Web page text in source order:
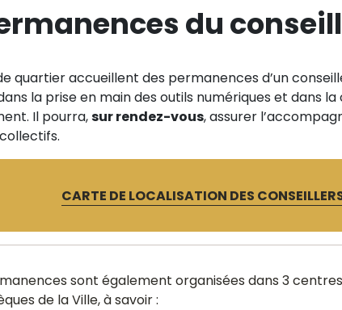
du
quartier accueillent des permanences d’un
la prise en main des outils numériques et dans
Il pourra,sur rendez-vous, assurer
CARTE DE LOCALISATION DES
sont également organisées dans 3
de la Ville, à savoir :